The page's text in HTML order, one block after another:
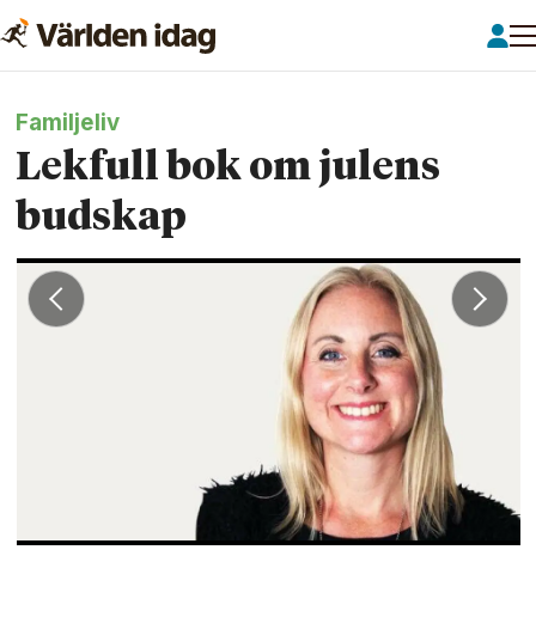
Familjeliv
Lekfull bok om julens
budskap